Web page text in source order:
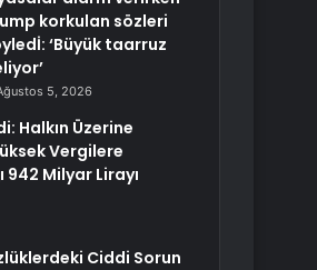
korkulan sözleri
‘Büyük taarruz
5, 2026
Halkın Üzerine
Vergilere
942 Milyar Lirayı
Ciddi Sorun